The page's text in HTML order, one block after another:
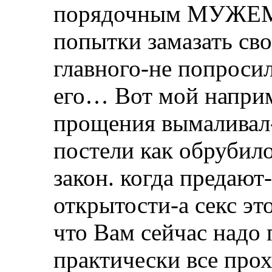
порядочным
попытки замазать
главного-не
его… Вот мой
прощения
постели как
закон. когда
открытости-а секс
что Вам сейчас
практически все